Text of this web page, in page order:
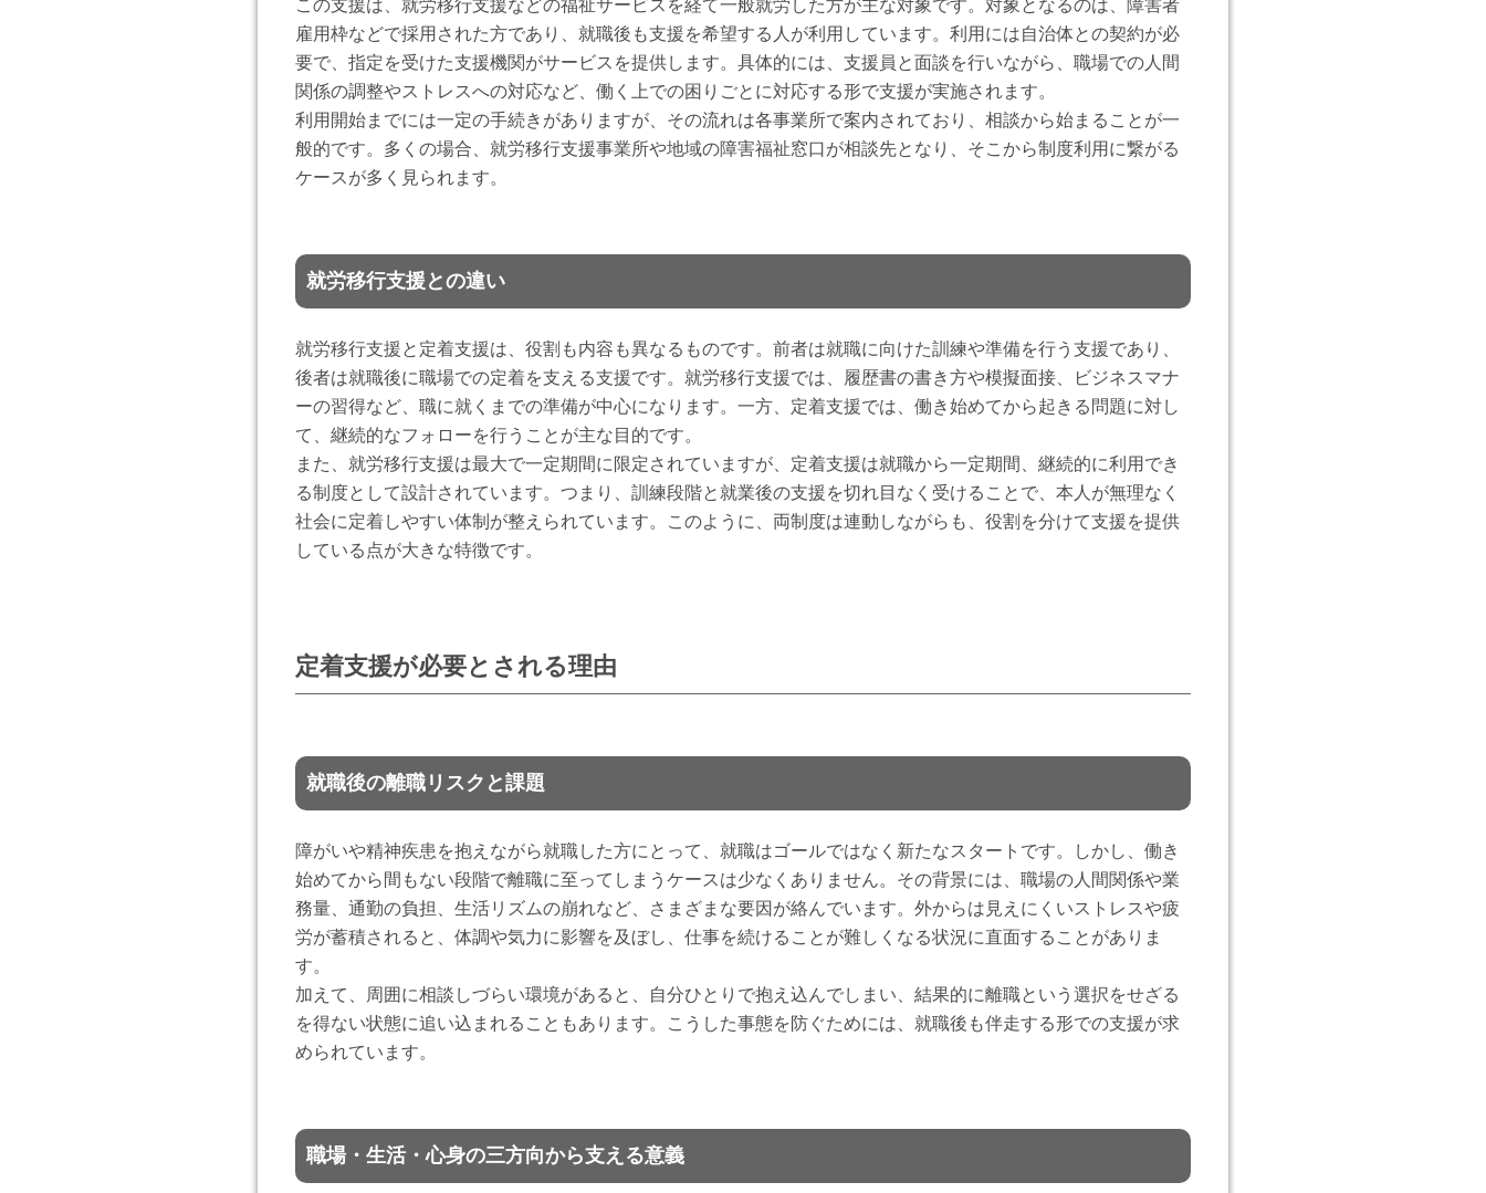
この支援は、就労移行支援などの福祉サービスを経て一般就労した方が主な対象です。対象となるのは、障害者
雇用枠などで採用された方であり、就職後も支援を希望する人が利用しています。利用には自治体との契約が必
要で、指定を受けた支援機関がサービスを提供します。具体的には、支援員と面談を行いながら、職場での人間
関係の調整やストレスへの対応など、働く上での困りごとに対応する形で支援が実施されます。
利用開始までには一定の手続きがありますが、その流れは各事業所で案内されており、相談から始まることが一
般的です。多くの場合、就労移行支援事業所や地域の障害福祉窓口が相談先となり、そこから制度利用に繋がる
ケースが多く見られます。
就労移行支援との違い
就労移行支援と定着支援は、役割も内容も異なるものです。前者は就職に向けた訓練や準備を行う支援であり、
後者は就職後に職場での定着を支える支援です。就労移行支援では、履歴書の書き方や模擬面接、ビジネスマナ
ーの習得など、職に就くまでの準備が中心になります。一方、定着支援では、働き始めてから起きる問題に対し
て、継続的なフォローを行うことが主な目的です。
また、就労移行支援は最大で一定期間に限定されていますが、定着支援は就職から一定期間、継続的に利用でき
る制度として設計されています。つまり、訓練段階と就業後の支援を切れ目なく受けることで、本人が無理なく
社会に定着しやすい体制が整えられています。このように、両制度は連動しながらも、役割を分けて支援を提供
している点が大きな特徴です。
定着支援が必要とされる理由
就職後の離職リスクと課題
障がいや精神疾患を抱えながら就職した方にとって、就職はゴールではなく新たなスタートです。しかし、働き
始めてから間もない段階で離職に至ってしまうケースは少なくありません。その背景には、職場の人間関係や業
務量、通勤の負担、生活リズムの崩れなど、さまざまな要因が絡んでいます。外からは見えにくいストレスや疲
労が蓄積されると、体調や気力に影響を及ぼし、仕事を続けることが難しくなる状況に直面することがありま
す。
加えて、周囲に相談しづらい環境があると、自分ひとりで抱え込んでしまい、結果的に離職という選択をせざる
を得ない状態に追い込まれることもあります。こうした事態を防ぐためには、就職後も伴走する形での支援が求
められています。
職場・生活・心身の三方向から支える意義